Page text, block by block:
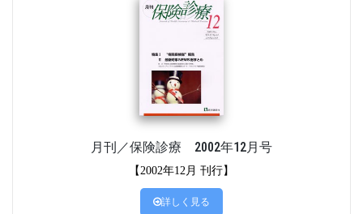
月刊／保険診療 2002年12月号
【2002年12月 刊行】
詳しく見る